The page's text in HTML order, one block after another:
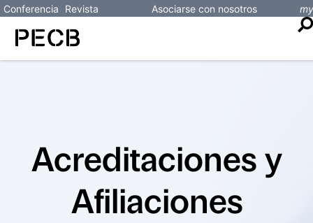
Conferencia Revista Asociarse con nosotros
Acreditaciones y
Afiliaciones